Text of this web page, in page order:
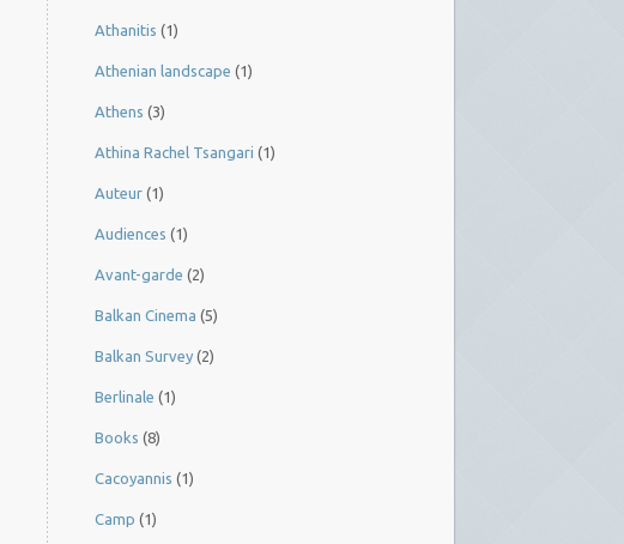
Athanitis (1)
Athenian landscape (1)
Athens (3)
Athina Rachel Tsangari (1)
Auteur (1)
Audiences (1)
Avant-garde (2)
Balkan Cinema (5)
Balkan Survey (2)
Berlinale (1)
Books (8)
Cacoyannis (1)
Camp (1)